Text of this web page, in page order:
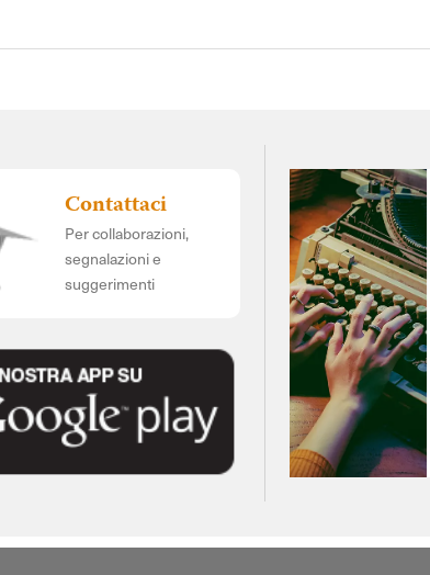
Contattaci
Per collaborazioni,
segnalazioni e
suggerimenti